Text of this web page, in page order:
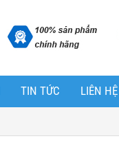
TIN TỨC LIÊN HỆ